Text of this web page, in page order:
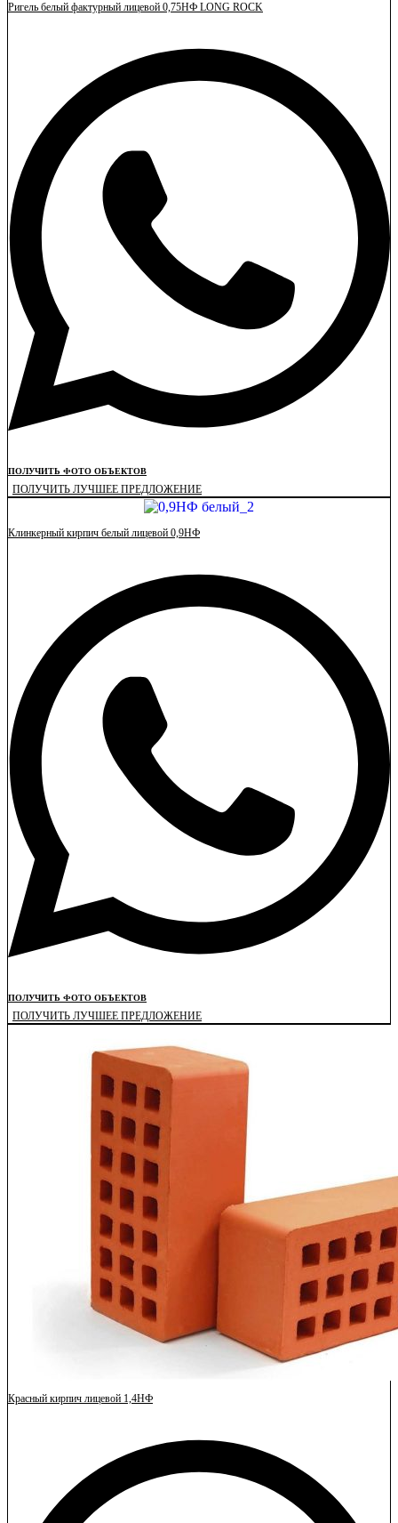
Ригель белый фактурный лицевой 0,75НФ LONG ROCK
ПОЛУЧИТЬ ФОТО ОБЪЕКТОВ
ПОЛУЧИТЬ ЛУЧШЕЕ ПРЕДЛОЖЕНИЕ
Клинкерный кирпич белый лицевой 0,9НФ
ПОЛУЧИТЬ ФОТО ОБЪЕКТОВ
ПОЛУЧИТЬ ЛУЧШЕЕ ПРЕДЛОЖЕНИЕ
Красный кирпич лицевой 1,4НФ